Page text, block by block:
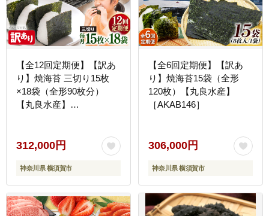
【全12回定期便】【訳あ
り】焼海苔 三切り15枚
×18袋（全形90枚分）
【丸良水産】
312,000円
神奈川県 横須賀市
【全6回定期便】【訳あ
り】焼海苔15袋（全形
120枚）【丸良水産】
［AKAB146］
306,000円
神奈川県 横須賀市